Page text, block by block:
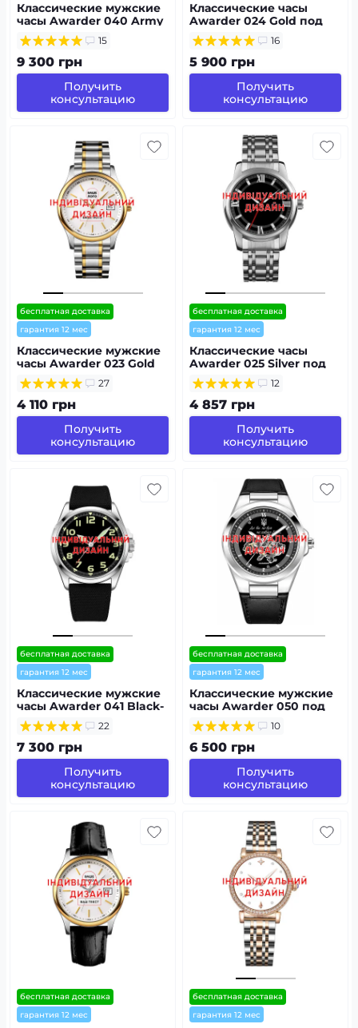
Классические мужские
часы Awarder 040 Army
Green-Black под
Индивидуальный
дизайн,
водонепроницаемый,
японский механизм
15
9 300 грн
Получить
консультацию
Классические часы
Awarder 024 Gold под
Индивидуальный
дизайн, стальной
ремешок
16
5 900 грн
Получить
консультацию
бесплатная доставка
гарантия 12 мес
Классические мужские
часы Awarder 023 Gold
Steel под
Индивидуальный
дизайн,
водонепроницаемый,
японский механизм
27
4 110 грн
Получить
консультацию
бесплатная доставка
гарантия 12 мес
Классические часы
Awarder 025 Silver под
Индивидуальный
дизайн, стальной
ремешок
12
4 857 грн
Получить
консультацию
бесплатная доставка
гарантия 12 мес
Классические мужские
часы Awarder 041 Black-
Silver под
Индивидуальный
дизайн,
водонепроницаемый,
японский механизм
22
7 300 грн
Получить
консультацию
бесплатная доставка
гарантия 12 мес
Классические мужские
часы Awarder 050 под
Индивидуальный
дизайн,
водонепроницаемый
10
6 500 грн
Получить
консультацию
бесплатная доставка
гарантия 12 мес
бесплатная доставка
гарантия 12 мес